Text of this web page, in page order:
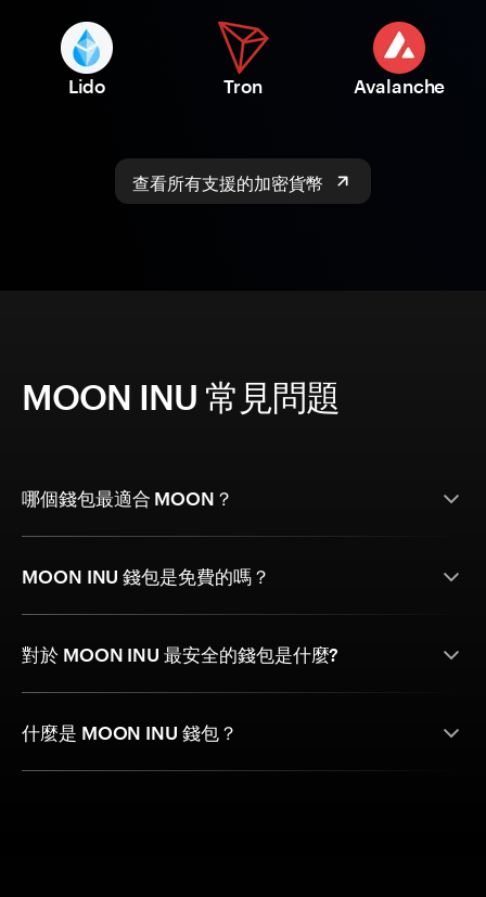
Lido Tron Avalanche
查看所有支援的加密貨幣
MOON INU 常見問題
哪個錢包最適合 MOON？
MOON INU 錢包是免費的嗎？
對於 MOON INU 最安全的錢包是什麼?
什麼是 MOON INU 錢包？